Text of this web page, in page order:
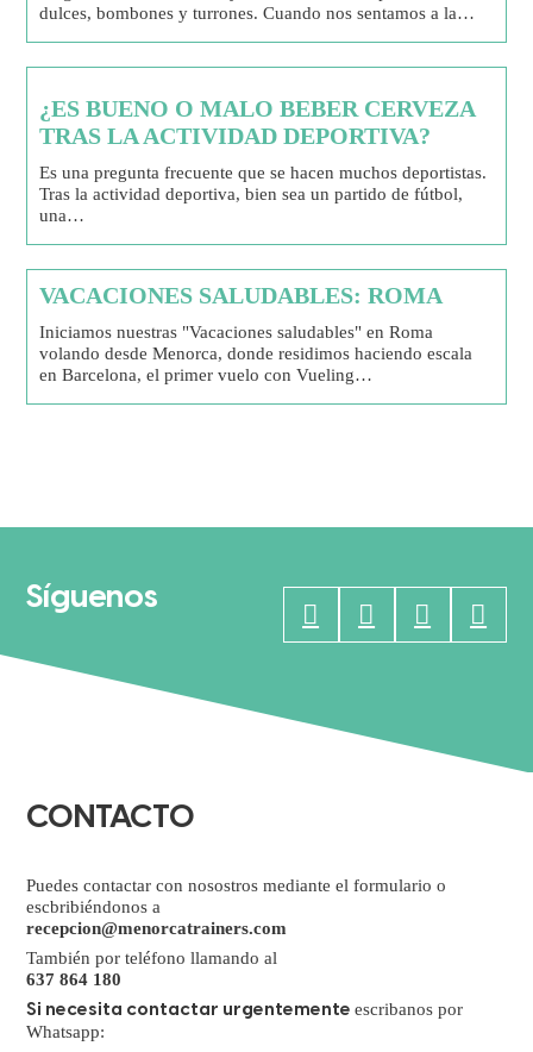
dulces, bombones y turrones. Cuando nos sentamos a la…
¿ES BUENO O MALO BEBER CERVEZA
TRAS LA ACTIVIDAD DEPORTIVA?
Es una pregunta frecuente que se hacen muchos deportistas.
Tras la actividad deportiva, bien sea un partido de fútbol,
una…
VACACIONES SALUDABLES: ROMA
Iniciamos nuestras "Vacaciones saludables" en Roma
volando desde Menorca, donde residimos haciendo escala
en Barcelona, el primer vuelo con Vueling…
Síguenos
CONTACTO
Puedes contactar con nosostros mediante el formulario o
escbribiéndonos a
recepcion@menorcatrainers.com
También por teléfono llamando al
637 864 180
Si necesita contactar urgentementeescribanos por
Whatsapp: